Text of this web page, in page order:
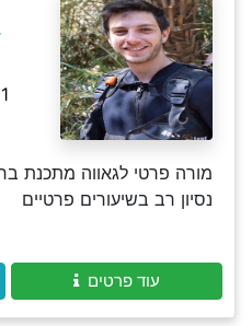
1 משובים
מורה פרטי לגאווה מתכנת
נסיון רב בשיעורים פרטיים
עוד פרטים